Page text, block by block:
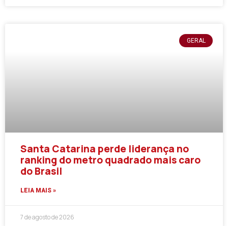
GERAL
Santa Catarina perde liderança no
ranking do metro quadrado mais caro
do Brasil
LEIA MAIS »
7 de agosto de 2026